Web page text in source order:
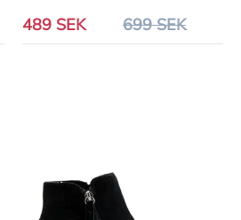
489 SEK 699 SEK